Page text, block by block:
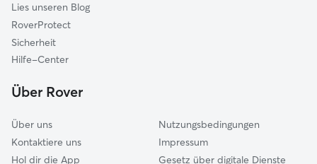
Ludwigshafen am Rhein
Limburgerhof
Grünstadt-Land
Böhl-Iggelheim
Lies unseren Blog
RoverProtect
Sicherheit
Hilfe-Center
Über Rover
Über uns
Kontaktiere uns
Hol dir die App
Nutzungsbedingungen
Impressum
Gesetz über digitale Dienste